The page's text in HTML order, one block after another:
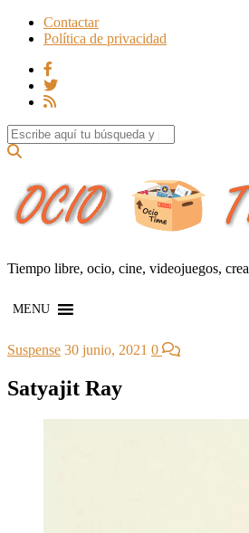
Contactar
Política de privacidad
Search for:
Tiempo libre, ocio, cine, videojuegos,
MENU
Suspense 30 junio, 2021 0
Satyajit Ray